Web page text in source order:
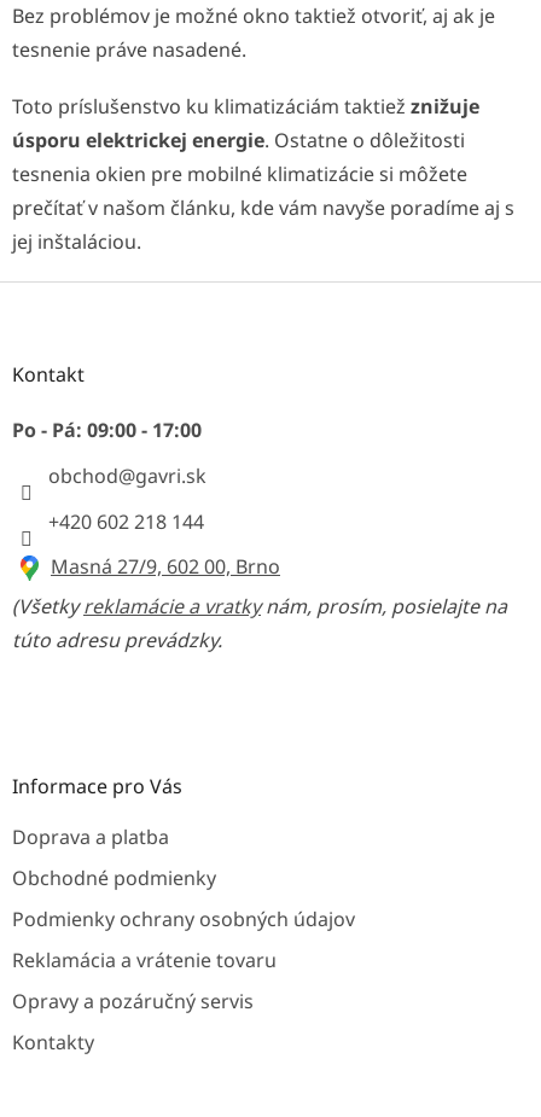
Bez problémov je možné okno taktiež otvoriť, aj ak je
tesnenie práve nasadené.
Toto príslušenstvo ku klimatizáciám taktiež znižuje
úsporu elektrickej energie. Ostatne o dôležitosti
tesnenia okien pre mobilné klimatizácie si môžete
prečítať v našom článku, kde vám navyše poradíme aj s
jej inštaláciou.
Z
Kontakt
Po - Pá: 09:00 - 17:00
obchod@gavri.sk
+420 602 218 144
Masná 27/9, 602 00, Brno
(Všetkyreklamácie a vratkynám, prosím, posielajte na
túto adresu prevádzky.
Informace pro Vás
Doprava a platba
Obchodné podmienky
Podmienky ochrany osobných údajov
Reklamácia a vrátenie tovaru
Opravy a pozáručný servis
Kontakty